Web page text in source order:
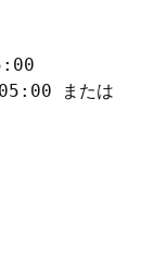
または